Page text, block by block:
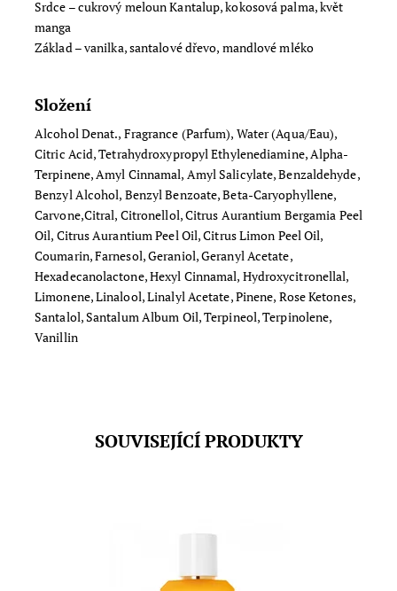
Srdce – cukrový meloun Kantalup, kokosová palma, květ
manga
Základ –vanilka, santalové dřevo, mandlové mléko
Složení
Alcohol Denat., Fragrance (Parfum), Water (Aqua/Eau),
Citric Acid, Tetrahydroxypropyl Ethylenediamine, Alpha-
Terpinene, Amyl Cinnamal, Amyl Salicylate, Benzaldehyde,
Benzyl Alcohol, Benzyl Benzoate, Beta-Caryophyllene,
Carvone,Citral, Citronellol, Citrus Aurantium Bergamia Peel
Oil, Citrus Aurantium Peel Oil, Citrus Limon Peel Oil,
Coumarin, Farnesol, Geraniol, Geranyl Acetate,
Hexadecanolactone, Hexyl Cinnamal, Hydroxycitronellal,
Limonene, Linalool, Linalyl Acetate, Pinene, Rose Ketones,
Santalol, Santalum Album Oil, Terpineol, Terpinolene,
Vanillin
SOUVISEJÍCÍ PRODUKTY